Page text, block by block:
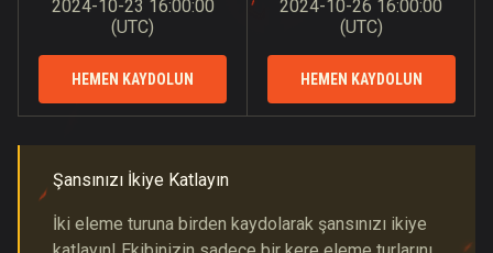
2024-10-23 16:00:00
(UTC)
HEMEN KAYDOLUN
2024-10-26 16:00:00
(UTC)
HEMEN KAYDOLUN
Şansınızı İkiye Katlayın
İki eleme turuna birden kaydolarak şansınızı ikiye